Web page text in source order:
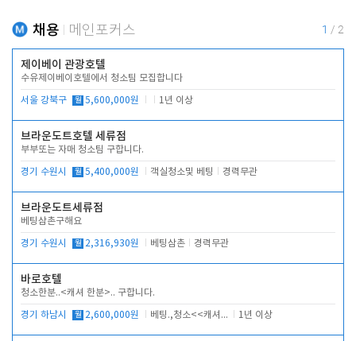
채용 메인포커스 1 / 2
제이베이 관광호텔
수유제이베이호텔에서 청소팀 모집합니다
서울 강북구 월 5,600,000원 1년 이상
브라운도트호텔 세류점
부부또는 자매 청소팀 구합니다.
경기 수원시 월 5,400,000원 객실청소및 베팅 경력무관
브라운도트세류점
베팅삼촌구해요
경기 수원시 월 2,316,930원 베팅삼촌 경력무관
바로호텔
청소한분..<캐셔 한분>.. 구합니다.
경기 하남시 월 2,600,000원 베팅.,청소<<캐셔 모셔봅니다. 1년 이상